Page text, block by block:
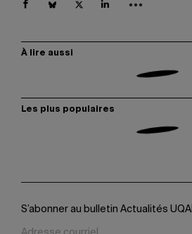
À lire aussi
Les plus populaires
S’abonner au bulletin Actualités